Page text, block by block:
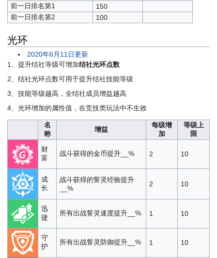
前一日排名第1
150
前一日排名第2
100
光环
2020年6月11日更新
1、提升结社等级可增加结社光环点数
2、结社光环点数可用于提升结社技能等级
3、技能等级越高，全结社成员增益越高
4、光环增加的属性值，在竞技类玩法中不生效
名
称
增益
每级增
加
等级上
限
财
富
战斗获得的金币提升__% 2 10
成
长
战斗获得的誓灵经验提升
__%
2 10
迅
捷
所有出战誓灵速度提升__% 1 10
守
护
所有出战誓灵防御提升__% 1 10